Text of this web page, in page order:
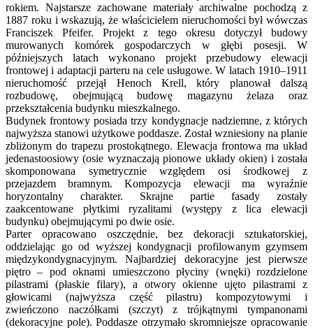
rokiem. Najstarsze zachowane materiały archiwalne pochodzą z
1887 roku i wskazują, że właścicielem nieruchomości był wówczas
Franciszek Pfeifer. Projekt z tego okresu dotyczył budowy
murowanych komórek gospodarczych w głębi posesji. W
późniejszych latach wykonano projekt przebudowy elewacji
frontowej i adaptacji parteru na cele usługowe. W latach 1910–1911
nieruchomość przejął Henoch Krell, który planował dalszą
rozbudowę, obejmującą budowę magazynu żelaza oraz
przekształcenia budynku mieszkalnego.
Budynek frontowy posiada trzy kondygnacje nadziemne, z których
najwyższa stanowi użytkowe poddasze. Został wzniesiony na planie
zbliżonym do trapezu prostokątnego. Elewacja frontowa ma układ
jedenastoosiowy (osie wyznaczają pionowe układy okien) i została
skomponowana symetrycznie względem osi środkowej z
przejazdem bramnym. Kompozycja elewacji ma wyraźnie
horyzontalny charakter. Skrajne partie fasady zostały
zaakcentowane płytkimi ryzalitami (występy z lica elewacji
budynku) obejmującymi po dwie osie.
Parter opracowano oszczędnie, bez dekoracji sztukatorskiej,
oddzielając go od wyższej kondygnacji profilowanym gzymsem
międzykondygnacyjnym. Najbardziej dekoracyjne jest pierwsze
piętro – pod oknami umieszczono płyciny (wnęki) rozdzielone
pilastrami (płaskie filary), a otwory okienne ujęto pilastrami z
głowicami (najwyższa część pilastru) kompozytowymi i
zwieńczono naczółkami (szczyt) z trójkątnymi tympanonami
(dekoracyjne pole). Poddasze otrzymało skromniejsze opracowanie